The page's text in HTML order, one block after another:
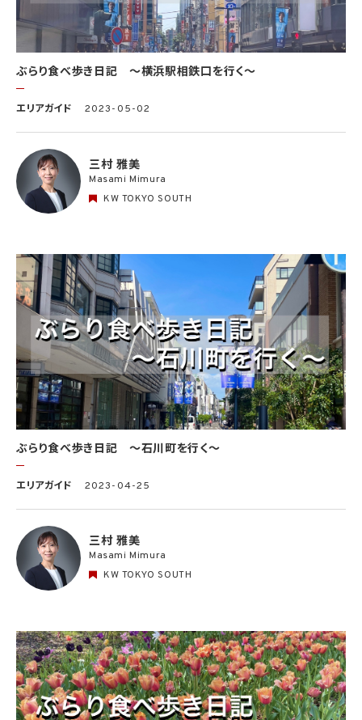
ぶらり食べ歩き日記 〜横浜駅相鉄口を行く〜
エリアガイド 2023-05-02
三村 雅美
Masami Mimura
KW TOKYO SOUTH
ぶらり食べ歩き日記 〜石川町を行く〜
エリアガイド 2023-04-25
三村 雅美
Masami Mimura
KW TOKYO SOUTH